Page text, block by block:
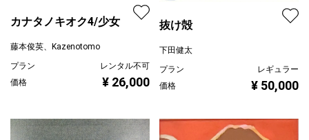
カナタノキオク4/少女
藤本俊英、Kazenotomo
プラン
レンタル不可
価格
¥ 26,000
抜け殻
下田健太
プラン
レギュラー
価格
¥ 50,000